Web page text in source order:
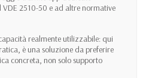
2510-50 e ad altre normative
realmente utilizzabile: qui
è una soluzione da preferire
concreta, non solo supporto